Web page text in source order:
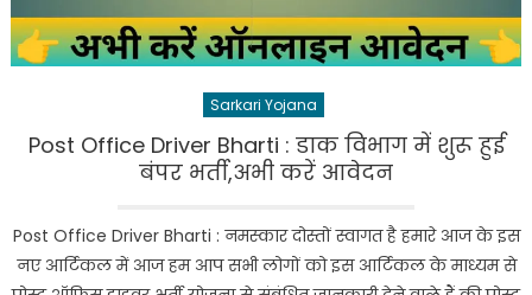
Sarkari Yojana
Post Office Driver Bharti : डाक विभाग में शुरू हुई
बंपर भर्ती,अभी करें आवेदन
Post Office Driver Bharti : नमस्कार दोस्तों स्वागत है हमारे आज के इस
नए आर्टिकल में आज हम आप सभी लोगों को इस आर्टिकल के माध्यम से